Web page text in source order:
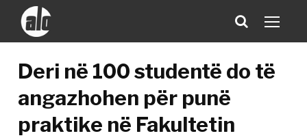
Deri në 100 studentë do të
angazhohen për punë
praktike në Fakultetin